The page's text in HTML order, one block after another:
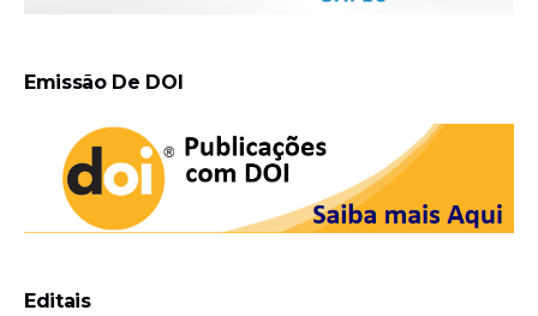
Emissão De DOI
Editais